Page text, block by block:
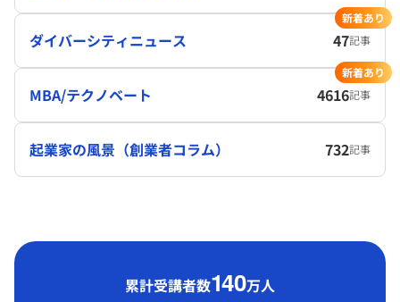
ダイバーシティニュース 47記事
新着あり
MBA/テクノベート 4616記事
新着あり
起業家の風景（創業者コラム） 732記事
累計受講者数140万人